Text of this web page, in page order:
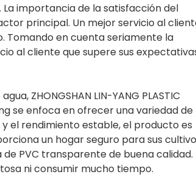
importancia de la satisfacción del
principal. Un mejor servicio al
Tomando en cuenta seriamente la
al cliente que supere sus
ZHONGSHAN LIN-YANG PLASTIC
se enfoca en ofrecer una variedad de
el rendimiento estable, el producto es
un hogar seguro para sus
PVC transparente de buena calidad.
ni consumir mucho tiempo.